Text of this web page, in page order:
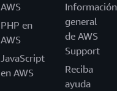
AWS
PHP en
AWS
JavaScript
en AWS
Información
general
de AWS
Support
Reciba
ayuda